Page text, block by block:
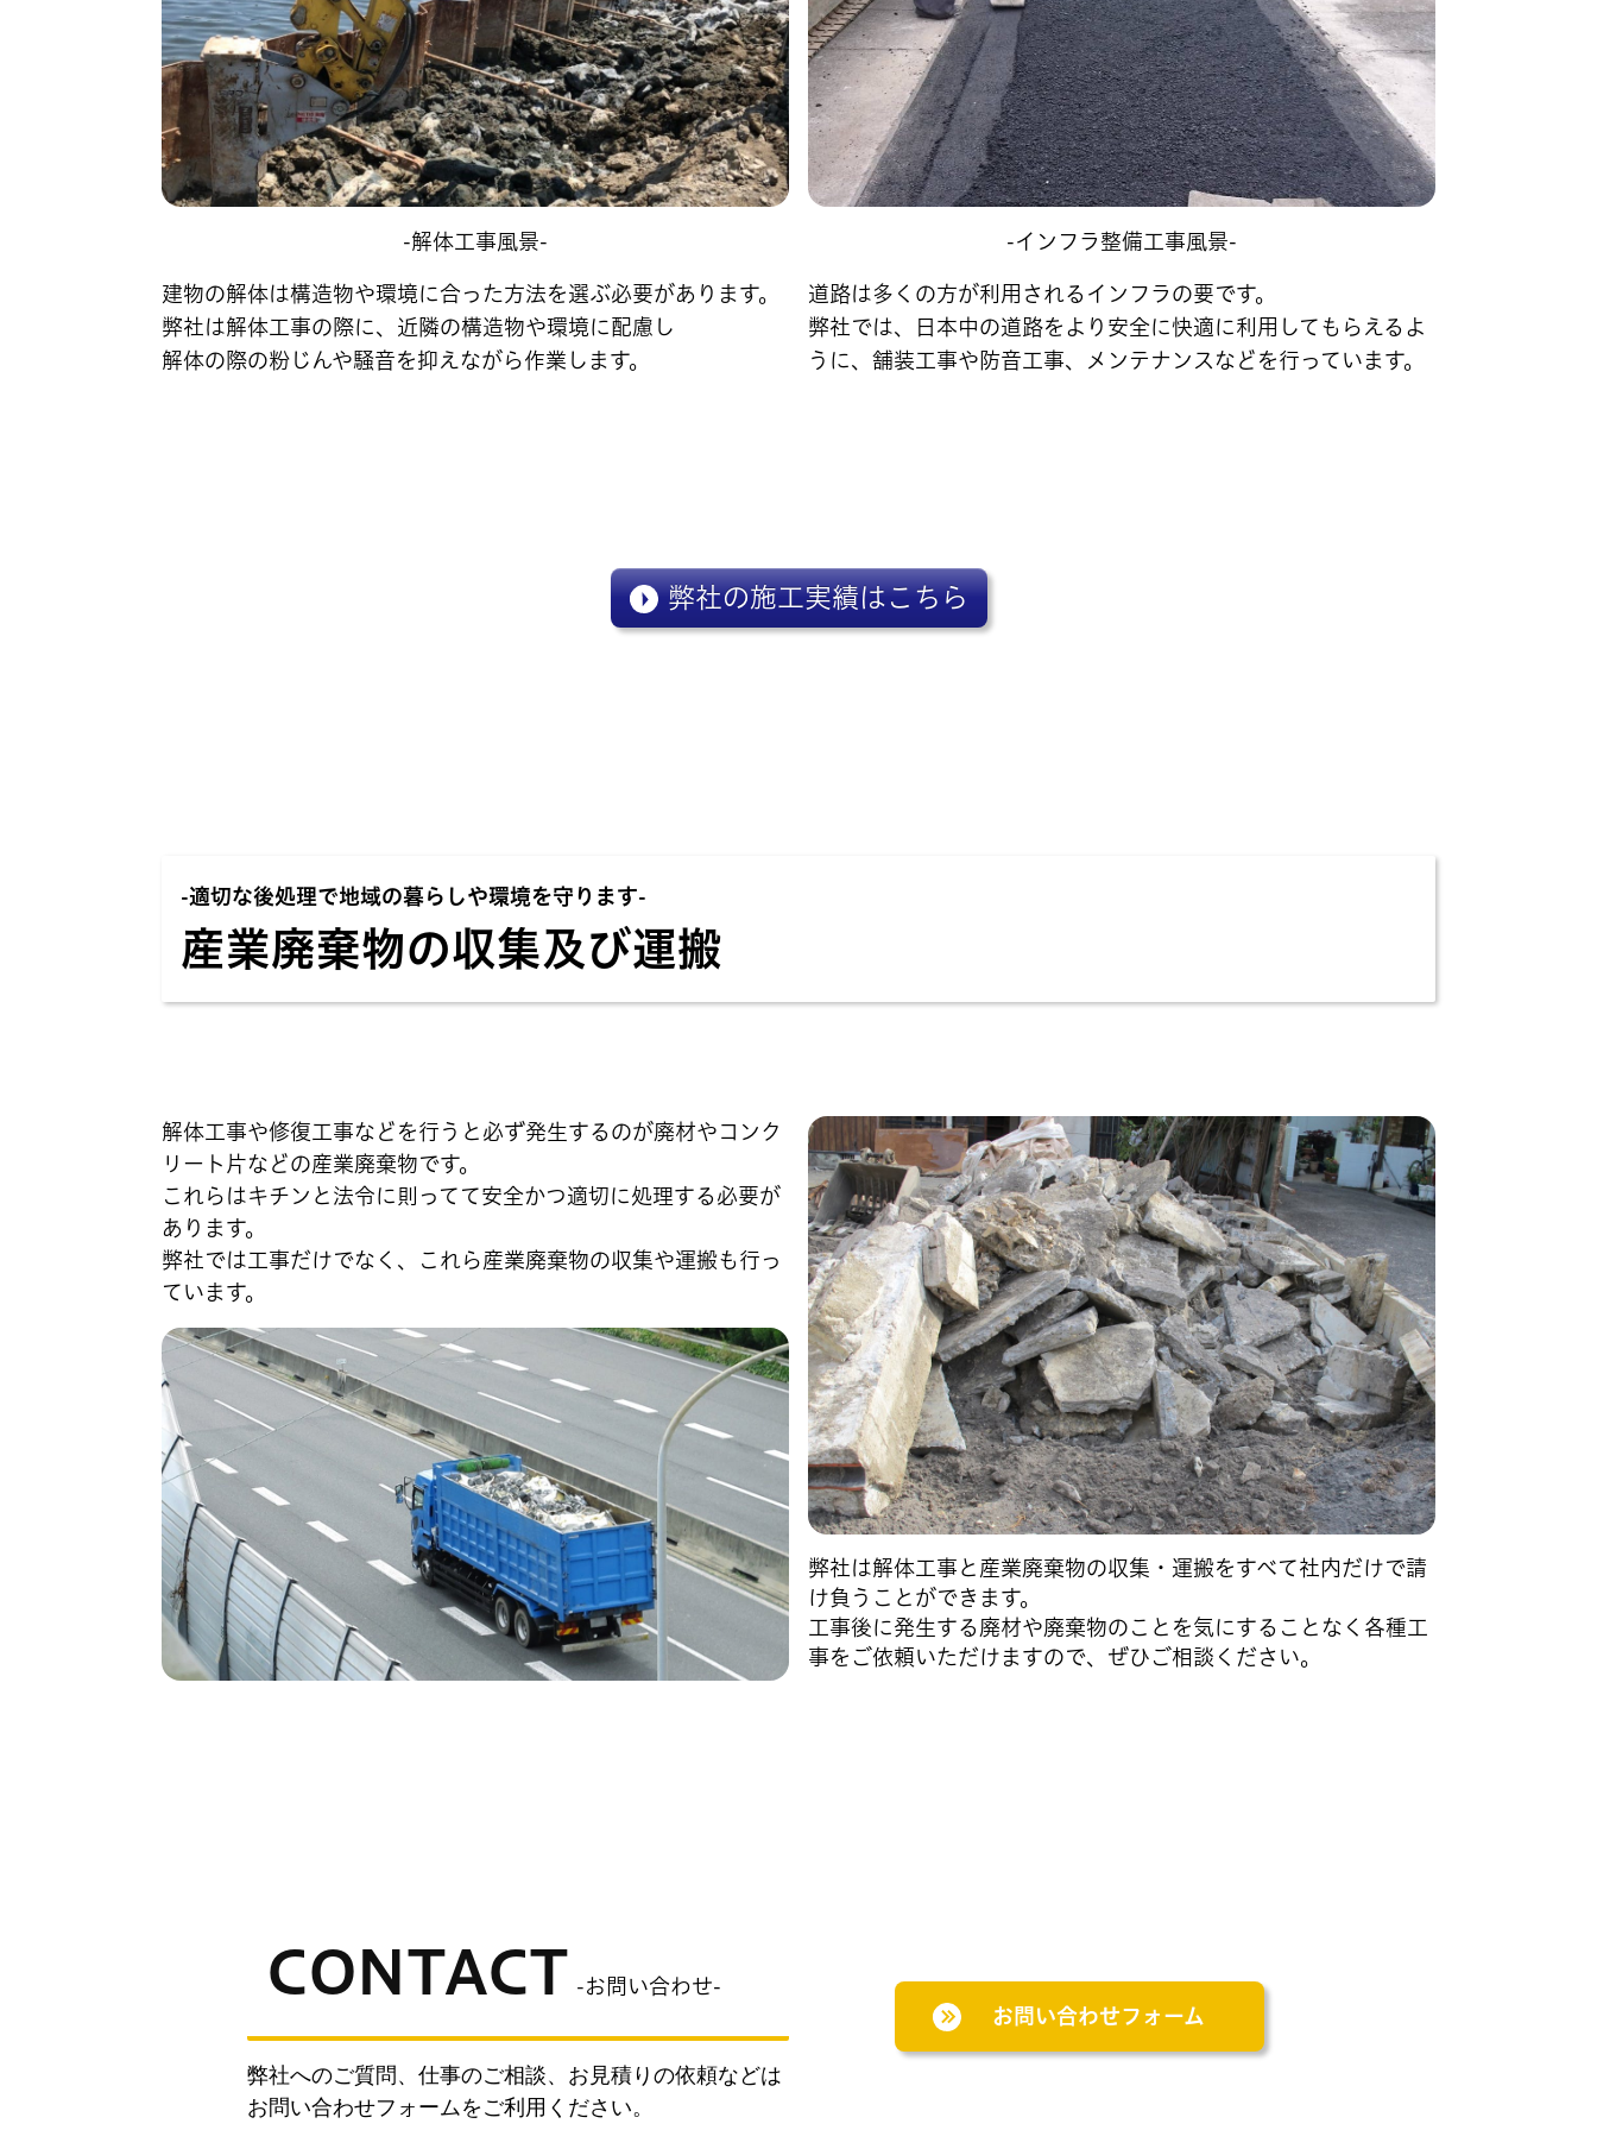
-解体工事風景-
建物の解体は構造物や環境に合った方法を選ぶ必要があります。
弊社は解体工事の際に、近隣の構造物や環境に配慮し
解体の際の粉じんや騒音を抑えながら作業します。
-インフラ整備工事風景-
道路は多くの方が利用されるインフラの要です。
弊社では、日本中の道路をより安全に快適に利用してもらえるよ
うに、舗装工事や防音工事、メンテナンスなどを行っています。
弊社の施工実績はこちら
-適切な後処理で地域の暮らしや環境を守ります-
産業廃棄物の収集及び運搬
弊社は解体工事と産業廃棄物の収集・運搬をすべて社内だけで請
け負うことができます。
工事後に発生する廃材や廃棄物のことを気にすることなく各種工
事をご依頼いただけますので、ぜひご相談ください。
解体工事や修復工事などを行うと必ず発生するのが廃材やコンク
リート片などの産業廃棄物です。
これらはキチンと法令に則ってて安全かつ適切に処理する必要が
あります。
弊社では工事だけでなく、これら産業廃棄物の収集や運搬も行っ
ています。
CONTACT -お問い合わせ-
弊社へのご質問、仕事のご相談、お見積りの依頼などは
お問い合わせフォームをご利用ください。
お問い合わせフォーム